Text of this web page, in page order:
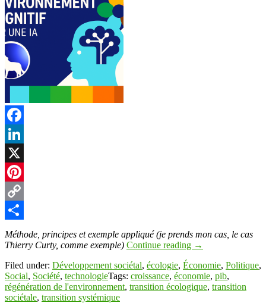
Facebook
LinkedIn
X
Pinterest
Copy
Link
Partager
Méthode, principes et exemple appliqué (je prends mon cas, le cas
Thierry Curty, comme exemple) Continue reading →
Filed under: Développement sociétal, écologie, Économie, Politique,
Social, Société, technologieTags: croissance, économie, pib,
régénération de l'environnement, transition écologique, transition
sociétale, transition systémique